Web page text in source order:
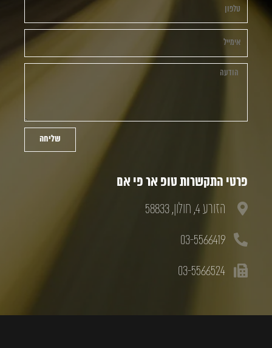
שליחה
פרטי התקשרות טופ אר פי אם
הזורע 4, חולון, 58833
03-5566419
03-5566524